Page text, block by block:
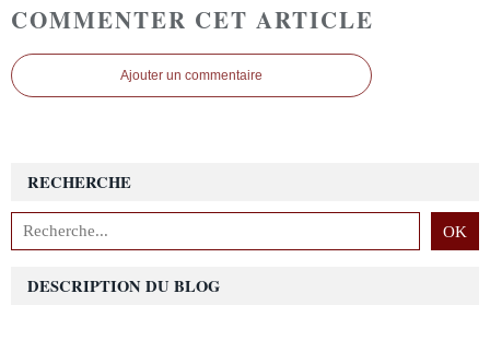
COMMENTER CET ARTICLE
Ajouter un commentaire
RECHERCHE
DESCRIPTION DU BLOG